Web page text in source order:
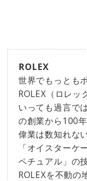
ROLEX
世界でもっとも
ROLEX（ロレッ
いっても過言で
の創業から100
偉業は数知れな
「オイスターケ
ペチュアル」の
ROLEXを不動の